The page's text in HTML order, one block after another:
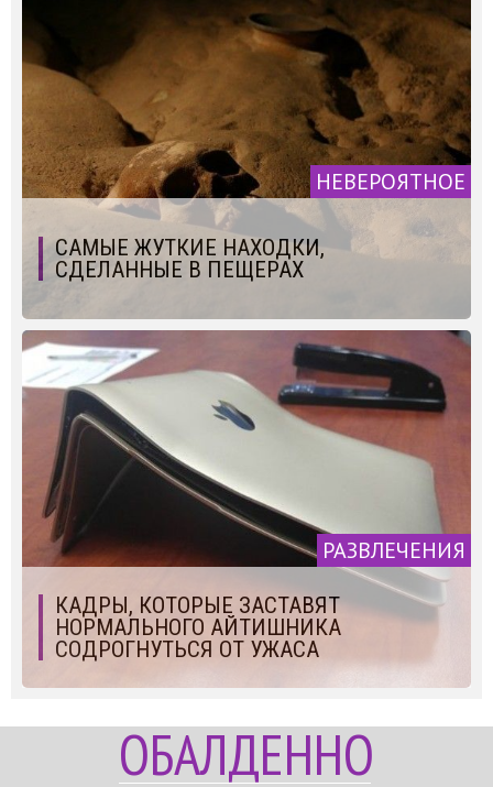
НЕВЕРОЯТНОЕ
САМЫЕ ЖУТКИЕ НАХОДКИ,
СДЕЛАННЫЕ В ПЕЩЕРАХ
РАЗВЛЕЧЕНИЯ
КАДРЫ, КОТОРЫЕ ЗАСТАВЯТ
НОРМАЛЬНОГО АЙТИШНИКА
СОДРОГНУТЬСЯ ОТ УЖАСА
ОБАЛДЕННО